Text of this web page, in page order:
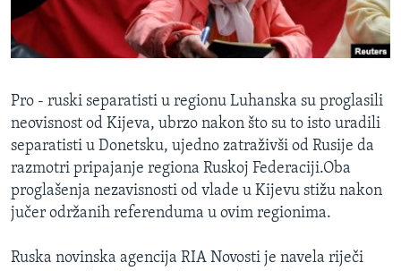
MAGAZIN
O GLASU AMERIKE
Learning English
PRATITE NAS
Pro - ruski separatisti u regionu Luhanska su proglasili
neovisnost od Kijeva, ubrzo nakon što su to isto uradili
separatisti u Donetsku, ujedno zatraživši od Rusije da
razmotri pripajanje regiona Ruskoj Federaciji.Oba
proglašenja nezavisnosti od vlade u Kijevu stižu nakon
jučer održanih referenduma u ovim regionima.
Ruska novinska agencija RIA Novosti je navela riječi